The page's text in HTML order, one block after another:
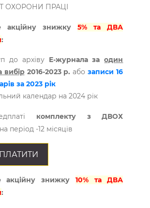
ОХОРОНИ ПРАЦІ
акційну знижку5% та ДВА
:
до архіву Е-журнала заодин
вибір2016-2023 р. абозаписи 16
за 2023 рік
календар на 2024 рік
комплекту з ДВОХ
на період -12 місяців
акційну знижку 10% та ДВА
: